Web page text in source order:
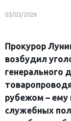
03/03/2026
Прокурор
возбудил
генерального
рубежом – ему
служебных